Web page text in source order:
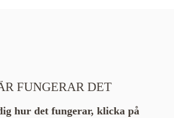
FUNGERAR DET
hur det fungerar, klicka på